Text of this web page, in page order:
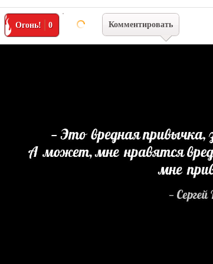
Огонь! 0 Комментировать